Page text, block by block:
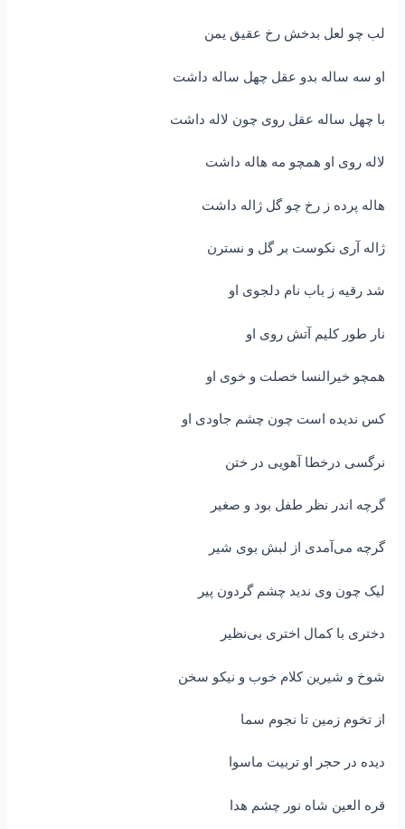
لب چو لعل بدخش رخ عقیق یمن
او سه ساله بدو عقل چهل ساله داشت
با چهل ساله عقل روی چون لاله داشت
لاله روی او همچو مه هاله داشت
هاله پرده ز رخ چو گل ژاله داشت
ژاله آری نکوست بر گل و نسترن
شد رقیه ز باب نام دلجوی او
نار طور کلیم آتش روی او
همچو خیرالنسا خصلت و خوی او
کس ندیده است چون چشم جاودی او
نرگسی درخطا آهویی در ختن
گرچه اندر نظر طفل بود و صغیر
گرچه می‌آمدی از لبش بوی شیر
لیک چون وی ندید چشم گردون پیر
دختری با کمال اختری بی‌نظیر
شوخ و شیرین کلام خوب و نیکو سخن
از تخوم زمین تا نجوم سما
دیده در حجر او تربیت ماسوا
قره العین شاه نور چشم هدا